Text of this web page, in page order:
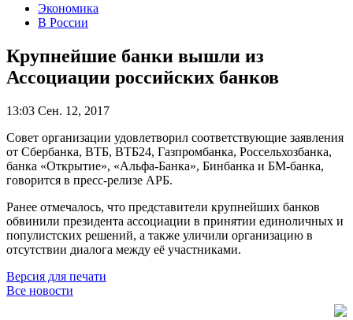
Экономика
В России
Крупнейшие банки вышли из
Ассоциации российских банков
13:03 Сен. 12, 2017
Совет организации удовлетворил соответствующие заявления
от Сбербанка, ВТБ, ВТБ24, Газпромбанка, Россельхозбанка,
банка «Открытие», «Альфа-Банка», Бинбанка и БМ-банка,
говорится в пресс-релизе АРБ.
Ранее отмечалось, что представители крупнейших банков
обвинили президента ассоциации в принятии единоличных и
популистских решений, а также уличили организацию в
отсутствии диалога между её участниками.
Версия для печати
Все новости